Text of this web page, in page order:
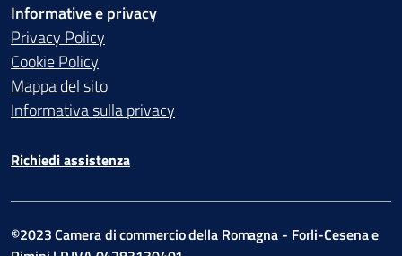
Informative e privacy
Privacy Policy
Cookie Policy
Mappa del sito
Informativa sulla privacy
Richiedi assistenza
©2023 Camera di commercio della Romagna - Forli-Cesena e